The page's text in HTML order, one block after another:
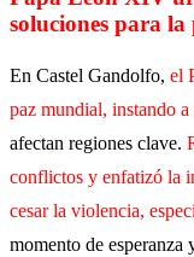
soluciones para la
En Castel Gandolfo, el
paz mundial, instando
afectan regiones clave.
conflictos y enfatizó la
cesar la violencia,
momento de esperanza